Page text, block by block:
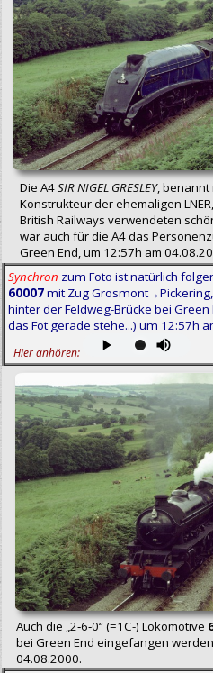
Die A4SIR NIGEL GRESLEY, benannt
Konstrukteur der ehemaligen LNER,
British Railways verwendeten
war auch für die A4 das
Green End, um 12:57h am
Synchron zum Foto ist natürlich
60007mit Zug
hinter der Feldweg-Brücke bei
das Fot gerade stehe...) um 12:57h
Hier anhören:
Auch die „2‑6‑0“ (=1C-) Lokomotive
bei Green End eingefangen
04.08.2000.